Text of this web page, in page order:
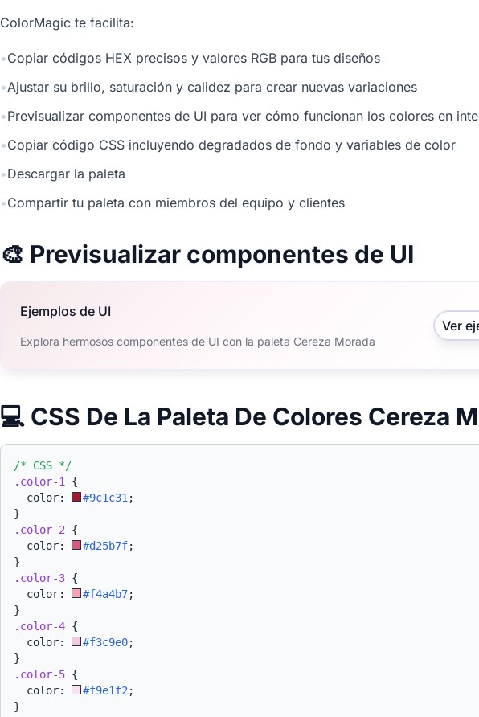
ColorMagic te facilita:
•Copiar códigos HEX precisos y valores RGB para tus diseños
•Ajustar su brillo, saturación y calidez para crear nuevas variaciones
•Previsualizar componentes de UI para ver cómo funcionan los colores en
•Copiar código CSS incluyendo degradados de fondo y variables de color
•Descargar la paleta
•Compartir tu paleta con miembros del equipo y clientes
🎨 Previsualizar componentes de UI
Ejemplos de UI
Explora hermosos componentes de UI con la paleta Cereza Morada
Ver
💻 CSS De La Paleta De Colores Cereza
/* CSS */
.color-1
{
  color:
#9c1c31 ;
}
.color-2 {
  color:
#d25b7f;
}
.color-3 {
  color:
#f4a4b7;
}
.color-4 {
  color:
#f3c9e0;
}
.color-5 {
  color:
#f9e1f2 ;
}